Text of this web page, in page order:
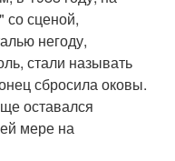
сценой,
негоду,
стали называть
сбросила оковы.
оставался
мере на